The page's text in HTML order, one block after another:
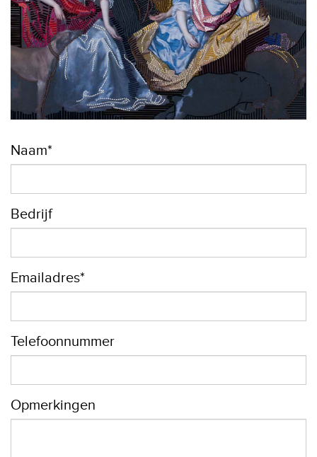
Naam*
Bedrijf
Emailadres*
Telefoonnummer
Opmerkingen